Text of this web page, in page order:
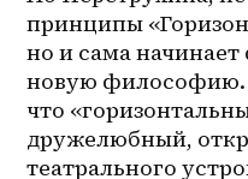
принципы
но и сама
новую философию.
что
дружелюбный,
театрального